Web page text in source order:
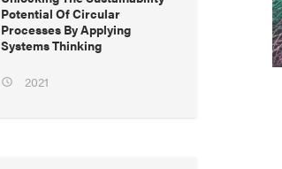
Potential Of Circular
Processes By Applying
Systems Thinking
2021